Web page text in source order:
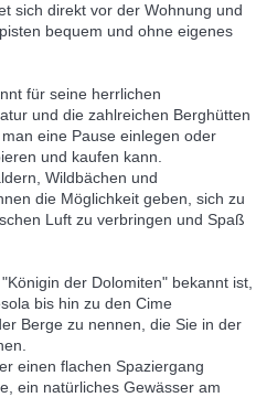
sich direkt vor der Wohnung und
bequem und ohne eigenes
für seine herrlichen
und die zahlreichen Berghütten
eine Pause einlegen oder
und kaufen kann.
Wildbächen und
die Möglichkeit geben, sich zu
Luft zu verbringen und Spaß
der Dolomiten" bekannt ist,
bis hin zu den Cime
Berge zu nennen, die Sie in der
einen flachen Spaziergang
ein natürliches Gewässer am